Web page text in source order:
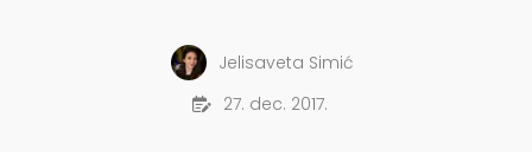
Jelisaveta Simić
27. dec. 2017.